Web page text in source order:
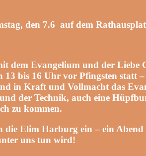
den 7.6 auf dem
dem Evangelium und der Liebe
bis 16 Uhr vor Pfingsten statt
in Kraft und Vollmacht das
der Technik, auch eine
zu kommen.
Elim Harburg ein – ein
uns tun wird!